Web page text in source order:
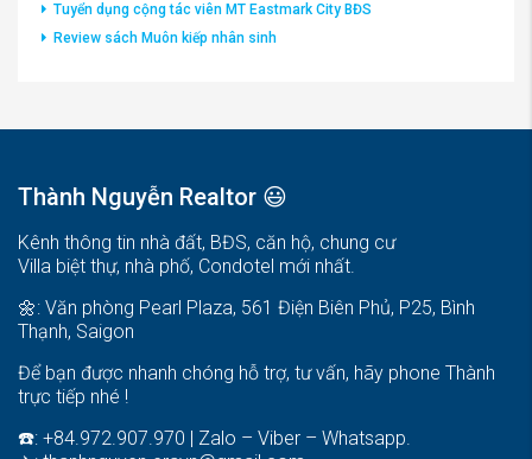
Tuyển dụng cộng tác viên MT Eastmark City BĐS
Review sách Muôn kiếp nhân sinh
Thành Nguyễn Realtor 😃
Kênh thông tin nhà đất, BĐS, căn hộ, chung cư
Villa biệt thự, nhà phố, Condotel mới nhất.
🌼: Văn phòng Pearl Plaza, 561 Điện Biên Phủ, P25, Bình
Thạnh, Saigon
Để bạn được nhanh chóng hỗ trợ, tư vấn, hãy phone Thành
trực tiếp nhé !
☎️: +84.972.907.970 | Zalo – Viber – Whatsapp.